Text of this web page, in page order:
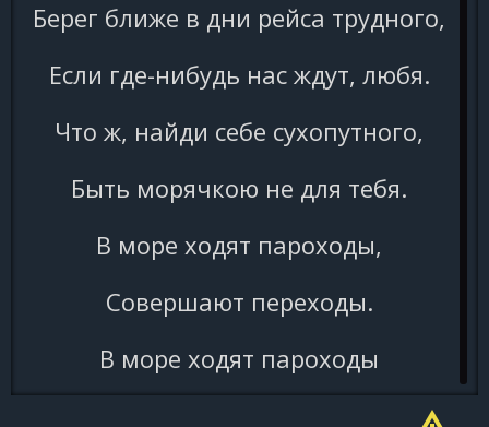
Берег ближе в дни рейса трудного,
Если где-нибудь нас ждут, любя.
Что ж, найди себе сухопутного,
Быть морячкою не для тебя.
В море ходят пароходы,
Совершают переходы.
В море ходят пароходы